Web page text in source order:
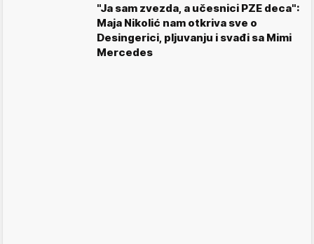
"Ja sam zvezda, a učesnici PZE deca":
Maja Nikolić nam otkriva sve o
Desingerici, pljuvanju i svađi sa Mimi
Mercedes